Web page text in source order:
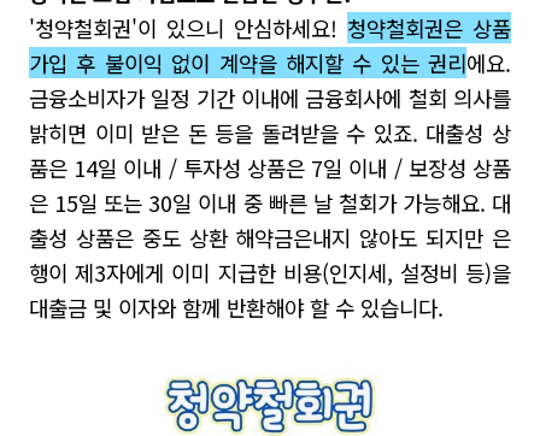
'청약철회권'이 있으니 안심하세요! 청약철회권은 상품
가입 후 불이익 없이 계약을 해지할 수 있는 권리에요.
금융소비자가 일정 기간 이내에 금융회사에 철회 의사를
밝히면 이미 받은 돈 등을 돌려받을 수 있죠. 대출성 상
품은 14일 이내 / 투자성 상품은 7일 이내 / 보장성 상품
은 15일 또는 30일 이내 중 빠른 날 철회가 가능해요. 대
출성 상품은 중도 상환 해약금은내지 않아도 되지만 은
행이 제3자에게 이미 지급한 비용(인지세, 설정비 등)을
대출금 및 이자와 함께 반환해야 할 수 있습니다.